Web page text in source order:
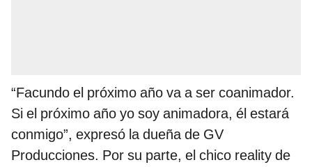
“Facundo el próximo año va a ser coanimador.
Si el próximo año yo soy animadora, él estará
conmigo”, expresó la dueña de GV
Producciones. Por su parte, el chico reality de